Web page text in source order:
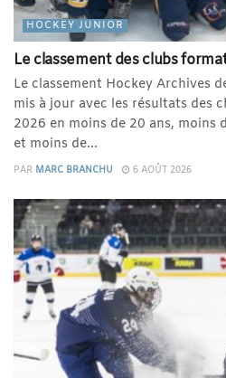
HOCKEY JUNIOR
Le classement des clubs
Le classement Hockey Archives
mis à jour avec les résultats des
2026 en moins de 20 ans, moins
et moins de...
PAR MARC BRANCHU 6 AOÛT 2026